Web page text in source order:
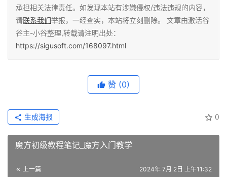
承担相关法律责任。如发现本站有涉嫌侵权/违法违规的内容，
请联系我们举报，一经查实，本站将立刻删除。 文章由激活谷
谷主-小谷整理,转载请注明出处：
https://sigusoft.com/168097.html
赞 (0)
0
生成海报
魔方初级教程笔记_魔方入门教学
上一篇 2024年 7月 2日 上午11:32